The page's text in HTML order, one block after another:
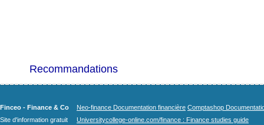
Recommandations
Finceo - Finance & Co
Site d'information gratuit
Neo-finance Documentation financière Comptashop
Universitycollege-online.com/finance : Finance studies guide